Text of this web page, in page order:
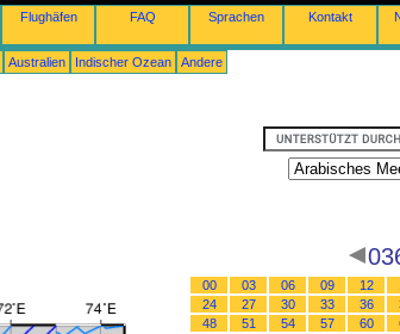
Flughäfen FAQ Sprachen Kontakt
Australien Indischer Ozean Andere
00 03 06 09 12
24
27 30 33 36
48
51 54 57 60